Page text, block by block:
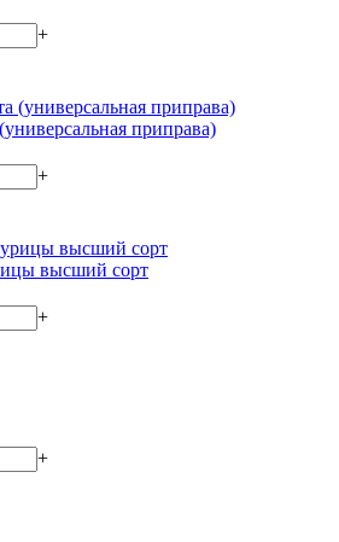
+
приправа)
+
высший сорт
+
+